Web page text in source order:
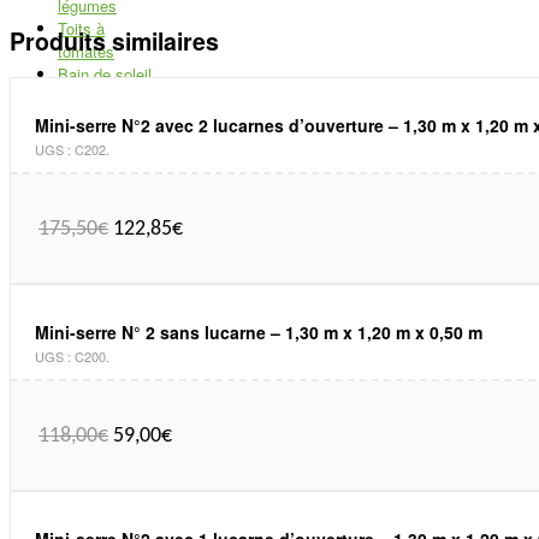
légumes
Toits à
tomates
Bain de soleil
Matériel de
jardinage
jardin
équipement
Réserve d’eau
Produits similaires
Mini-serre N°2 avec 2 lucarnes d’ouverture – 1,30 m x 1,20 m
UGS : C202
175,50€ 122,85€
Mini-serre N° 2 sans lucarne – 1,30 m x 1,20 m x 0,50 m
UGS : C200
118,00€ 59,00€